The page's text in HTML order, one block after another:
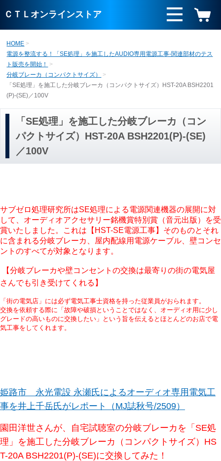
ＣＴＬオンラインストア
HOME
電源を整流する！「SE処理」を施工したAUDIO専用電源工事-関連部材のテス
ト販売を開始！
分岐ブレーカ（コンパクトサイズ）
「SE処理」を施工した分岐ブレーカ（コンパクトサイズ）HST-20A BSH2201
(P)-(SE)／100V
「SE処理」を施工した分岐ブレーカ（コン
パクトサイズ）HST-20A BSH2201(P)-(SE)
／100V
サブゼロ処理研究所はSE処理による電源関連機器の展開に対
して、オーディオアクセサリー銘機賞特別賞（音元出版）を受
賞いたしました。これは【HST-SE電源工事】そのものとそれ
に含まれる分岐ブレーカ、屋内配線用電源ケーブル、壁コンセ
ントのすべてが対象となります。
【分岐ブレーカや壁コンセントの交換は最寄りの街の電気屋
さんでも引き受けてくれる】
「街の電気店」には必ず電気工事士資格を持った従業員がおられます。
交換を依頼する際に「故障や破損ということではなく、オーディオ用に少し
グレードの高いものに交換したい」という旨を伝えるとほとんどのお店で電
気工事をしてくれます。
姫路市 永光電設 永瀬氏によるオーディオ専用電気工
事を井上千岳氏がレポート（MJ誌秋号/2509）
園田洋世さんが、自宅試聴室の分岐ブレーカを「SE処
理」を施工した分岐ブレーカ（コンパクトサイズ）HS
T-20A BSH2201(P)-(SE)に交換してみた！